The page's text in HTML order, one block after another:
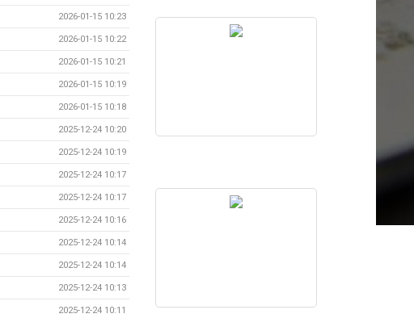
2026-01-15 10:23
2026-01-15 10:22
2026-01-15 10:21
2026-01-15 10:19
2026-01-15 10:18
2025-12-24 10:20
2025-12-24 10:19
2025-12-24 10:17
2025-12-24 10:17
2025-12-24 10:16
2025-12-24 10:14
2025-12-24 10:14
2025-12-24 10:13
2025-12-24 10:11